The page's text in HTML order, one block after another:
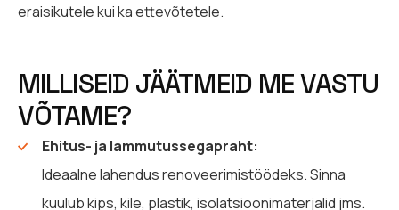
eraisikutele kui ka ettevõtetele.
MILLISEID JÄÄTMEID ME VASTU
VÕTAME?
Ehitus- ja lammutussegapraht:
Ideaalne lahendus renoveerimistöödeks. Sinna
kuulub kips, kile, plastik, isolatsioonimaterjalid jms.